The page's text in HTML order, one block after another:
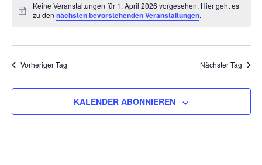
wählen.
Keine Veranstaltungen für 1. April 2026 vorgesehen. Hier geht es
zu den nächsten bevorstehenden Veranstaltungen.
Vorheriger Tag Nächster Tag
KALENDER ABONNIEREN